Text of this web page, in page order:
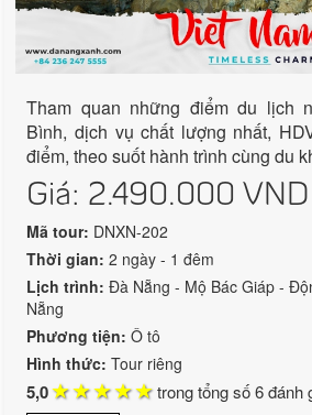
Tham quan những điểm du lịch
Bình, dịch vụ chất lượng nhất,
điểm, theo suốt hành trình cùng du
Giá: 2.490.000 VND
Mã tour: DNXN-202
Thời gian:2 ngày - 1 đêm
Lịch trình:Đà Nẵng - Mộ Bác Giáp -
Nẵng
Phương tiện:Ô tô
Hình thức:Tour riêng
5,0 trong tổng số6đánh